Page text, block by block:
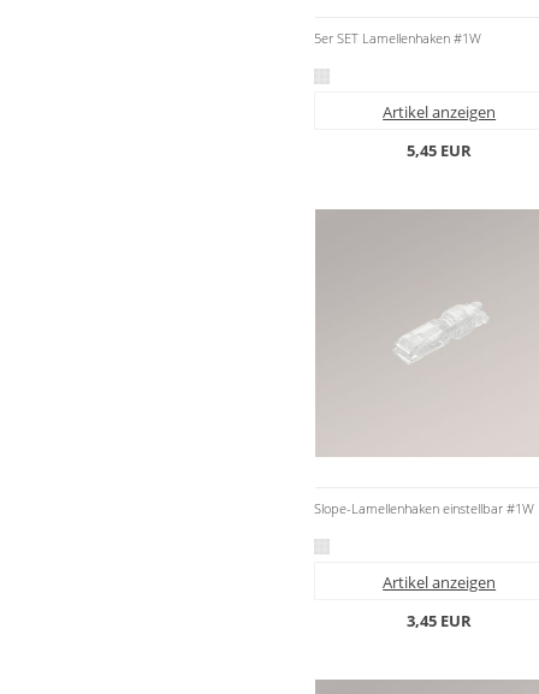
5er SET Lamellenhaken #1W
Artikel anzeigen
5,45 EUR
Slope-Lamellenhaken einstellbar #1W
Artikel anzeigen
3,45 EUR